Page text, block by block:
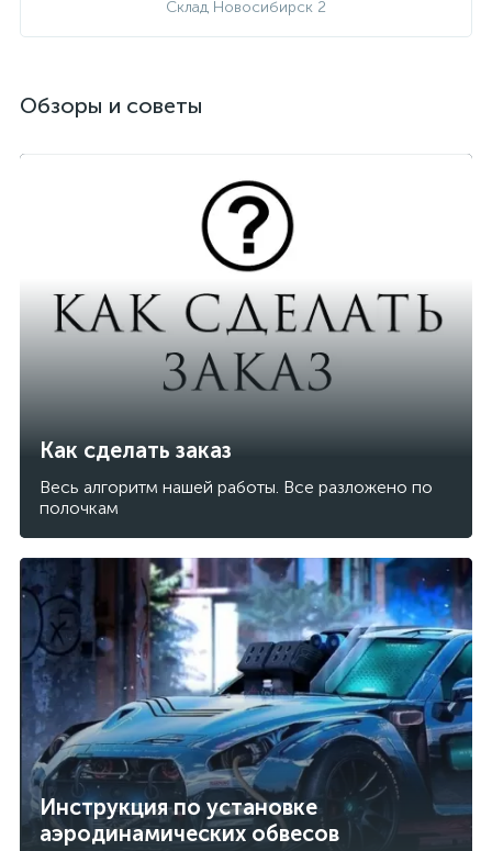
Склад Новосибирск 2
Обзоры и советы
Как сделать заказ
Весь алгоритм нашей работы. Все разложено по
полочкам
Инструкция по установке
аэродинамических обвесов